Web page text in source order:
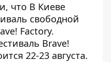
что В Киеве
свободной
Factory.
Brave!
22-23 августа.